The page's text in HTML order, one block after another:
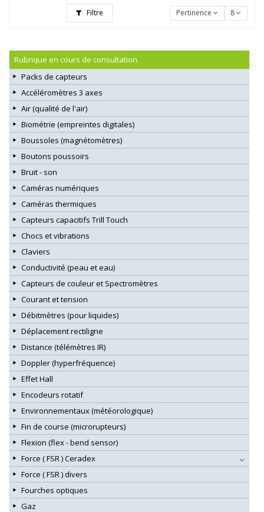
Filtre Pertinence 8
Rubrique en cours de consultation
Packs de capteurs
Accéléromètres 3 axes
Air (qualité de l'air)
Biométrie (empreintes digitales)
Boussoles (magnétomètres)
Boutons poussoirs
Bruit - son
Caméras numériques
Caméras thermiques
Capteurs capacitifs Trill Touch
Chocs et vibrations
Claviers
Conductivité (peau et eau)
Capteurs de couleur et Spectromètres
Courant et tension
Débitmètres (pour liquides)
Déplacement rectiligne
Distance (télémètres IR)
Doppler (hyperfréquence)
Effet Hall
Encodeurs rotatif
Environnementaux (météorologique)
Fin de course (microrupteurs)
Flexion (flex - bend sensor)
Force ( FSR ) Ceradex
Force ( FSR ) divers
Fourches optiques
Gaz